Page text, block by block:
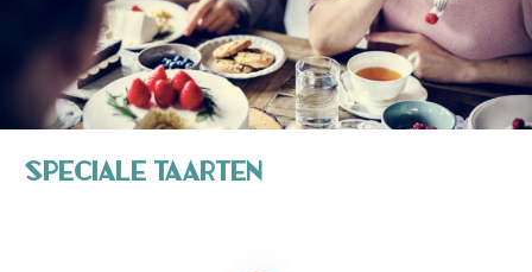
Speciale Taarten